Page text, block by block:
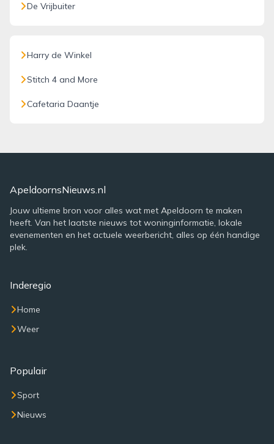
De Vrijbuiter
Harry de Winkel
Stitch 4 and More
Cafetaria Daantje
ApeldoornsNieuws.nl
Jouw ultieme bron voor alles wat met Apeldoorn te maken
heeft. Van het laatste nieuws tot woninginformatie, lokale
evenementen en het actuele weerbericht, alles op één handige
plek.
Inderegio
Home
Weer
Populair
Sport
Nieuws